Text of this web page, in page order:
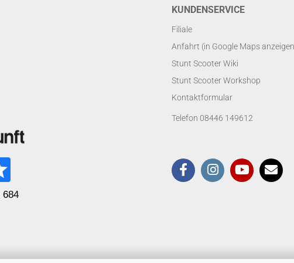
KUNDENSERVICE
Filiale
Anfahrt (in Google Maps
Stunt Scooter Wiki
Stunt Scooter Workshop
Kontaktformular
Telefon 08446 149612